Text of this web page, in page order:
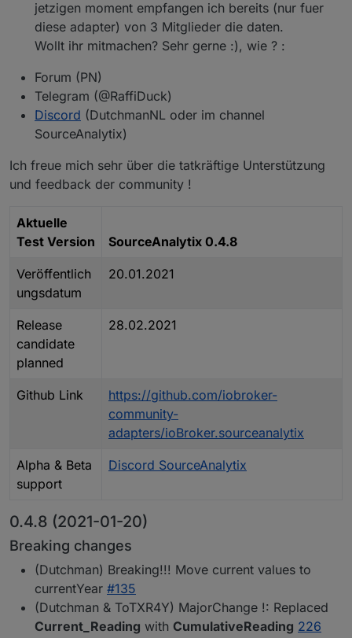
jetzigen moment empfangen ich bereits (nur fuer
diese adapter) von 3 Mitglieder die daten.
Wollt ihr mitmachen? Sehr gerne :), wie ? :
Forum (PN)
Telegram (@RaffiDuck)
Discord (DutchmanNL oder im channel
SourceAnalytix)
Ich freue mich sehr über die tatkräftige Unterstützung
und feedback der community !
Aktuelle
Test Version
SourceAnalytix 0.4.8
Veröffentlich
ungsdatum
20.01.2021
Release
candidate
planned
28.02.2021
Github Link
https://github.com/iobroker-
community-
adapters/ioBroker.sourceanalytix
Alpha & Beta
support
Discord SourceAnalytix
0.4.8 (2021-01-20)
Breaking changes
(Dutchman) Breaking!!! Move current values to
currentYear #135
(Dutchman & ToTXR4Y) MajorChange !: Replaced
Current_Reading with CumulativeReading 226